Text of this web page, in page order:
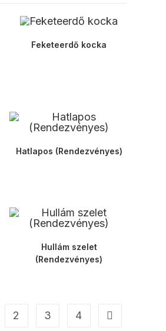
Feketeerdő kocka
Hatlapos (Rendezvényes)
Hullám szelet
(Rendezvényes)
2 3 4